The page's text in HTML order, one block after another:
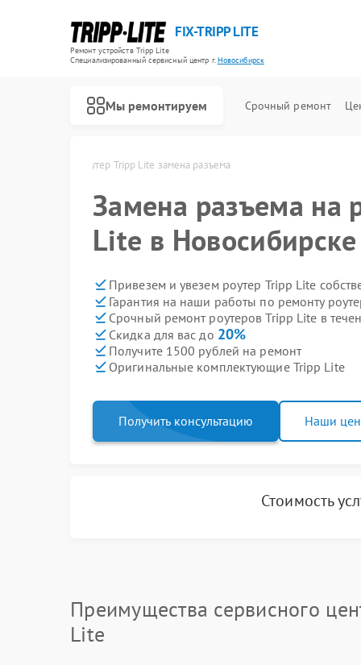
FIX-TRIPP LITE
Ремонт устройств Tripp Lite
Специализированный cервисный центр г.Новосибирск
Мы ремонтируем Срочный ремонт
Роутер Tripp Lite замена разъема
Замена разъема на
Lite в Новосибирске
Привезем и увезем роутер Tripp Lite
Гарантия на наши работы по ремонту
Срочный ремонт роутеров Tripp Lite в
Скидка для вас до 20%
Получите 1500 рублей на ремонт
Оригинальные комплектующие Tripp Lite
Получить консультацию Наши
Стоимость
Преимущества сервисного
Lite